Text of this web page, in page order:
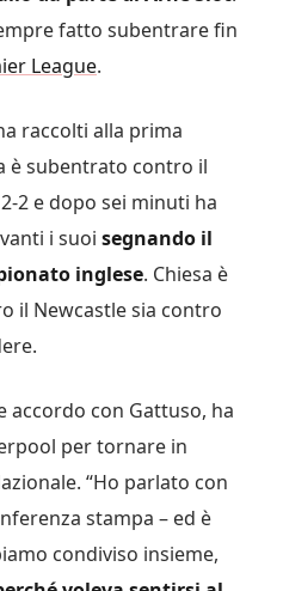
fatto subentrare fin
League.
raccolti alla prima
è subentrato contro il
2 e dopo sei minuti ha
i suoi segnando il
inglese. Chiesa è
il Newcastle sia contro
accordo con Gattuso, ha
per tornare in
“Ho parlato con
stampa – ed è
condiviso insieme,